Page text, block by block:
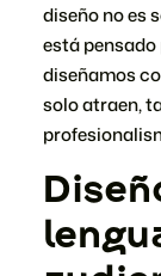
diseño no es
está
diseñamos
solo atraen,